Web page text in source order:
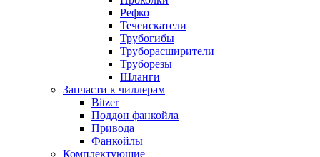
Рефко
Течеискатели
Трубогибы
Труборасширители
Труборезы
Шланги
Запчасти к чиллерам
Bitzer
Поддон фанкойла
Привода
Фанкойлы
Комплектующие